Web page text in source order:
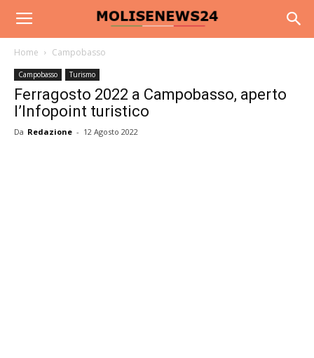
Home Campobasso
Campobasso Turismo
Ferragosto 2022 a Campobasso, aperto
l’Infopoint turistico
Da Redazione - 12 Agosto 2022